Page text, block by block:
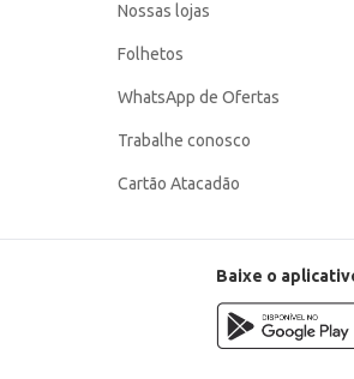
Nossas lojas
Folhetos
WhatsApp de Ofertas
Trabalhe conosco
Cartão Atacadão
Baixe o